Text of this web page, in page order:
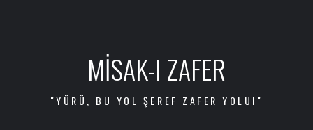
MISAK-I ZAFER
"YÜRÜ, BU YOL ŞEREF ZAFER YOLU!"